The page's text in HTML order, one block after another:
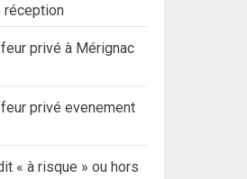
réception
privé à Mérignac
privé evenement
« à risque » ou hors